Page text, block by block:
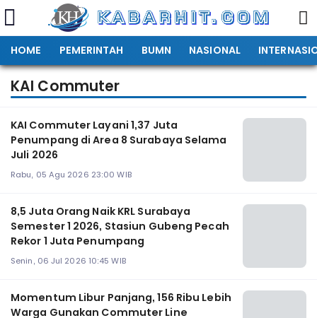
HOME PEMERINTAH BUMN NASIONAL
KAI Commuter
KAI Commuter Layani 1,37 Juta
Penumpang di Area 8 Surabaya Selama
Juli 2026
Rabu, 05 Agu 2026 23:00 WIB
8,5 Juta Orang Naik KRL Surabaya
Semester 1 2026, Stasiun Gubeng Pecah
Rekor 1 Juta Penumpang
Senin, 06 Jul 2026 10:45 WIB
Momentum Libur Panjang, 156 Ribu Lebih
Warga Gunakan Commuter Line